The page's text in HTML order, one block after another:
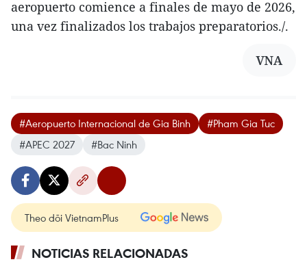
aeropuerto comience a finales de mayo de 2026,
una vez finalizados los trabajos preparatorios./.
VNA
#Aeropuerto Internacional de Gia Binh
#Pham Gia Tuc
#APEC 2027
#Bac Ninh
Theo dõi VietnamPlus
NOTICIAS RELACIONADAS